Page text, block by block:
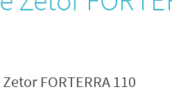
FORTERRA 110